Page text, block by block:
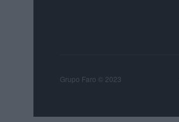
Grupo Faro © 2023